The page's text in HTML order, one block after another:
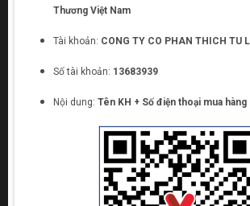
Thương Việt Nam
Tài khoản: CONG TY CO PHAN THICH TU
Số tài khoản: 13683939
Nội dung: Tên KH + Số điện thoại mua hàng